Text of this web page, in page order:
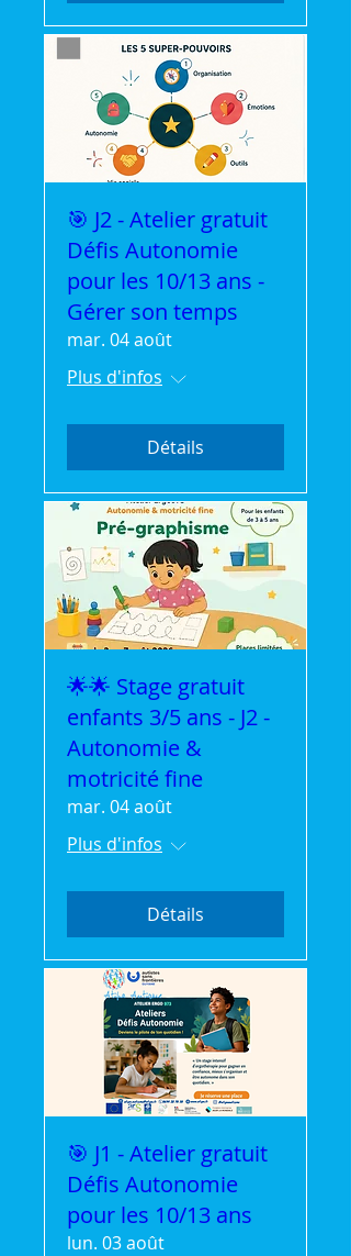
🎯 J2 - Atelier gratuit
Défis Autonomie
pour les 10/13 ans -
Gérer son temps
mar. 04 août
Plus d'infos
Détails
🌟🌟 Stage gratuit
enfants 3/5 ans - J2 -
Autonomie &
motricité fine
mar. 04 août
Plus d'infos
Détails
🎯 J1 - Atelier gratuit
Défis Autonomie
pour les 10/13 ans
lun. 03 août